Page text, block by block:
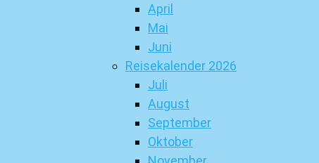
April
Mai
Juni
Reisekalender 2026
Juli
August
September
Oktober